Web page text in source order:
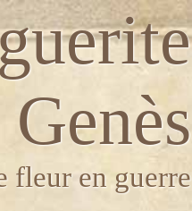
Genès
fleur en guerre